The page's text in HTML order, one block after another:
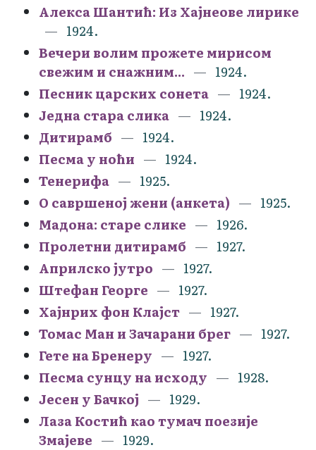
Алекса Шантић: Из Хајнеове лирике
1924.
Вечери волим прожете мирисом
свежим и снажним...
1924.
Песник царских сонета
1924.
Једна стара слика
1924.
Дитирамб
1924.
Песма у ноћи
1924.
Тенерифа
1925.
О савршеној жени (анкета)
1925.
Мадона: старе слике
1926.
Пролетни дитирамб
1927.
Априлско јутро
1927.
Штефан Георге
1927.
Хајнрих фон Клајст
1927.
Томас Ман и Зачарани брег
1927.
Гете на Бренеру
1927.
Песма сунцу на исходу
1928.
Јесен у Бачкој
1929.
Лаза Костић као тумач поезије
Змајеве
1929.